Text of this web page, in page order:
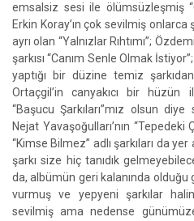
emsalsiz sesi ile ölümsüzleşmiş
Erkin Koray’ın çok sevilmiş onlarca
ayrı olan “Yalnızlar Rıhtımı”;
şarkısı “Canım Senle Olmak
yaptığı bir düzine temiz
Ortaçgil’in canyakıcı bir hüzün
“Başucu Şarkıları”mız olsun
Nejat Yavaşoğulları’nın
“Kimse Bilmez” adlı şarkıları da
şarkı size hiç tanıdık
da, albümün geri kalanında olduğu
vurmuş ve yepyeni şarkılar
sevilmiş ama nedense